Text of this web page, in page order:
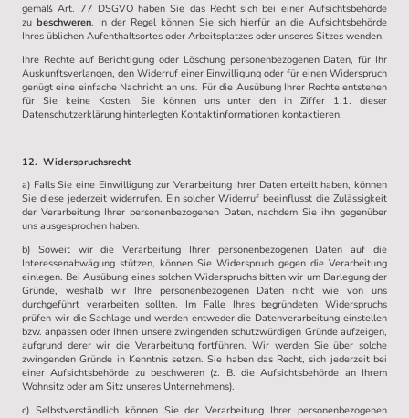
gemäß Art. 77 DSGVO haben Sie das Recht sich bei einer Aufsichtsbehörde
zubeschweren. In der Regel können Sie sich hierfür an die Aufsichtsbehörde
Ihres üblichen Aufenthaltsortes oder Arbeitsplatzes oder unseres Sitzes wenden.
Ihre Rechte auf Berichtigung oder Löschung personenbezogenen Daten, für Ihr
Auskunftsverlangen, den Widerruf einer Einwilligung oder für einen Widerspruch
genügt eine einfache Nachricht an uns. Für die Ausübung Ihrer Rechte entstehen
für Sie keine Kosten. Sie können uns unter den in Ziffer 1.1. dieser
Datenschutzerklärung hinterlegten Kontaktinformationen kontaktieren.
12. Widerspruchsrecht
a) Falls Sie eine Einwilligung zur Verarbeitung Ihrer Daten erteilt haben, können
Sie diese jederzeit widerrufen. Ein solcher Widerruf beeinflusst die Zulässigkeit
der Verarbeitung Ihrer personenbezogenen Daten, nachdem Sie ihn gegenüber
uns ausgesprochen haben.
b) Soweit wir die Verarbeitung Ihrer personenbezogenen Daten auf die
Interessenabwägung stützen, können Sie Widerspruch gegen die Verarbeitung
einlegen. Bei Ausübung eines solchen Widerspruchs bitten wir um Darlegung der
Gründe, weshalb wir Ihre personenbezogenen Daten nicht wie von uns
durchgeführt verarbeiten sollten. Im Falle Ihres begründeten Widerspruchs
prüfen wir die Sachlage und werden entweder die Datenverarbeitung einstellen
bzw. anpassen oder Ihnen unsere zwingenden schutzwürdigen Gründe aufzeigen,
aufgrund derer wir die Verarbeitung fortführen. Wir werden Sie über solche
zwingenden Gründe in Kenntnis setzen. Sie haben das Recht, sich jederzeit bei
einer Aufsichtsbehörde zu beschweren (z. B. die Aufsichtsbehörde an Ihrem
Wohnsitz oder am Sitz unseres Unternehmens).
c) Selbstverständlich können Sie der Verarbeitung Ihrer personenbezogenen